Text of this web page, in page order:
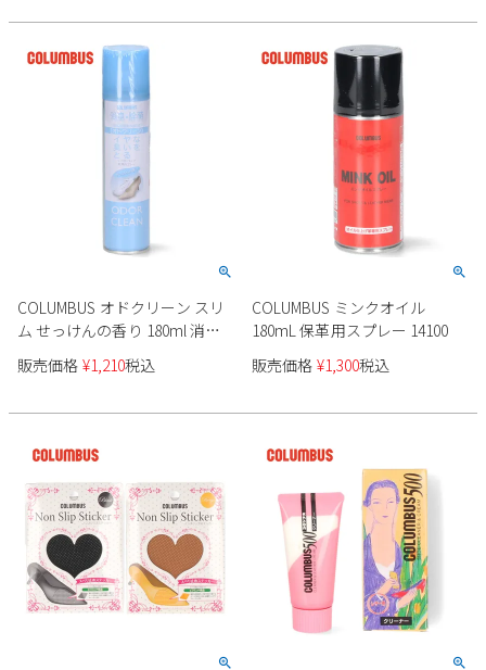
new balance
GAP
EDWIN
new balance
asics
瞬足
ショルダーバッグ
メルマガ購買
営業日カレンダー
お問い合わせ窓口休業日
日 月 火 木 金
土
2
3 6 7
9
10 11 12 13 14
15
23
27 28
29
30
31
2026 年9月
日 月 火 木 金
土
1
3 4
5
10 11
12
COLUMBUS オドクリーン スリ
ム せっけんの香り 180ml 消臭
スプレー 14270
販売価格 ¥1,210税込
COLUMBUS ミンクオイル
180mL 保革用スプレー 14100
販売価格 ¥1,300税込